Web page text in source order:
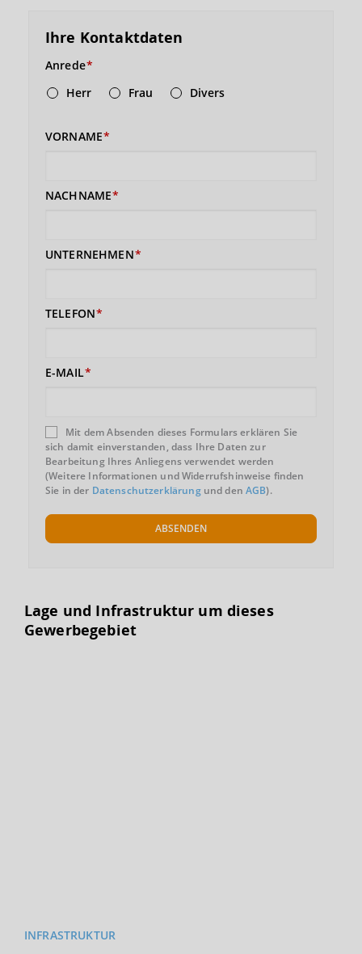
Ihre Kontaktdaten
Anrede
Herr
Frau Divers
VORNAME
NACHNAME
UNTERNEHMEN
TELEFON
E-MAIL
Mit dem Absenden dieses Formulars erklären Sie
sich damit einverstanden, dass Ihre Daten zur
Bearbeitung Ihres Anliegens verwendet werden
(Weitere Informationen und Widerrufshinweise finden
Sie in der Datenschutzerklärungund denAGB).
ABSENDEN
Lage und Infrastruktur um dieses
Gewerbegebiet
INFRASTRUKTUR